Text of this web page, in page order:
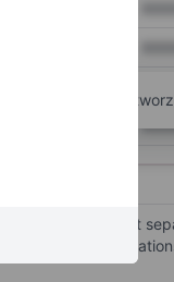
narzędzi do
and subsequent
numerous